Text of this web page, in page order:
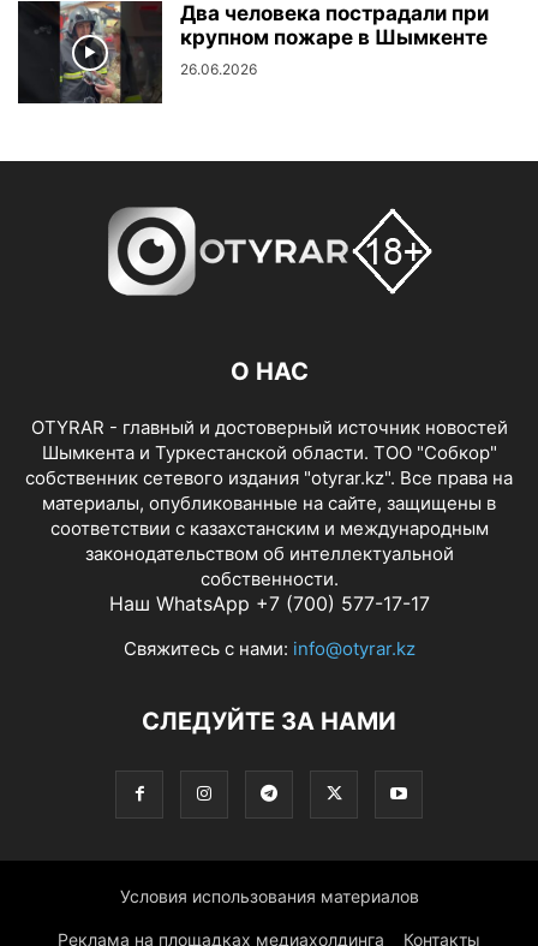
Два человека пострадали при
крупном пожаре в Шымкенте
26.06.2026
О НАС
OTYRAR - главный и достоверный источник новостей
Шымкента и Туркестанской области. ТОО "Собкор"
собственник сетевого издания "otyrar.kz". Все права на
материалы, опубликованные на сайте, защищены в
соответствии с казахстанским и международным
законодательством об интеллектуальной
собственности.
Наш WhatsApp +7 (700) 577-17-17
Свяжитесь с нами: info@otyrar.kz
СЛЕДУЙТЕ ЗА НАМИ
Условия использования материалов
Реклама на площадках медиахолдинга Контакты